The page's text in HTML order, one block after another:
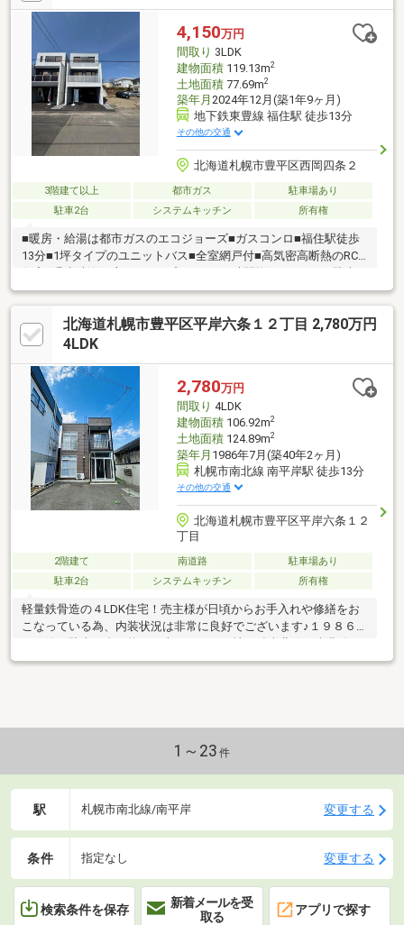
4,150万円
間取り 3LDK
建物面積119.13m2
土地面積77.69m2
築年月 2024年12月(築1年9ヶ月)
地下鉄東豊線 福住駅 徒歩13分
その他の交通
北海道札幌市豊平区西岡四条２
3階建て以上 都市ガス
駐車場あり
駐車2台
システムキッチン 所有権
■暖房・給湯は都市ガスのエコジョーズ■ガスコンロ■福住駅徒歩
13分■1坪タイプのユニットバス■全室網戸付■高気密高断熱のRC
台可（車種による）■玄関土間床暖房
北海道札幌市豊平区平岸六条１２丁目 2,780万円
4LDK
2,780万円
間取り 4LDK
建物面積106.92m2
土地面積124.89m2
築年月 1986年7月(築40年2ヶ月)
札幌市南北線 南平岸駅 徒歩13分
その他の交通
北海道札幌市豊平区平岸六条１２
丁目
2階建て 南道路
駐車場あり
駐車2台
システムキッチン 所有権
軽量鉄骨造の４LDK住宅！売主様が日頃からお手入れや修繕をお
こなっている為、内装状況は非常に良好でございます♪１９８６年
７月築・駐車２台可能！（車種による）地下鉄南北線・東豊線２
路線利用可能です♪
1～23 件
駅 札幌市南北線/南平岸 変更する
条件 指定なし 変更する
検索条件を保存
新着メールを受
取る
アプリで探す